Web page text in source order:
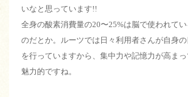
いなと思っています!!
全身の酸素消費量の20〜25%は脳で使われて
のだとか。ルーツでは日々利用者さんが自身
を行っていますから、集中力や記憶力が高まっ
魅力的ですね。